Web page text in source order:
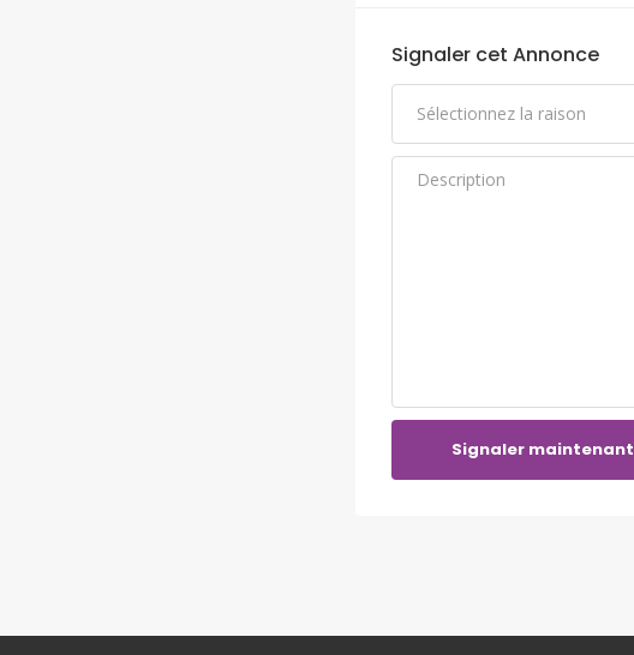
Signaler cet Annonce
Signaler maintenant